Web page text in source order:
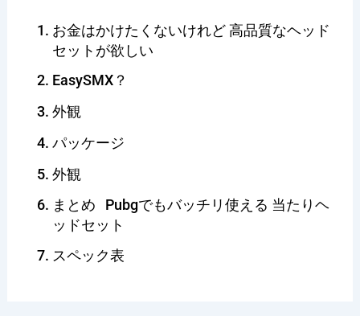
お金はかけたくないけれど 高品質なヘッド
セットが欲しい
EasySMX？
外観
パッケージ
外観
まとめ Pubgでもバッチリ使える 当たりヘ
ッドセット
スペック表